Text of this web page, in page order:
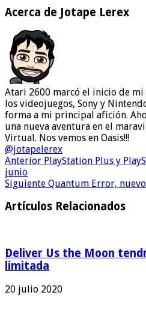
Acerca de Jotape Lerex
Atari 2600 marcó el inicio de
los videojuegos, Sony y
forma a mi principal afición.
una nueva aventura en el
Virtual. Nos vemos en Oasis!!!
@jotapelerex
Anterior PlayStation Plus y
junio
Siguiente Quantum Error,
Artículos Relacionados
Deliver Us the Moon
limitada
20 julio 2020